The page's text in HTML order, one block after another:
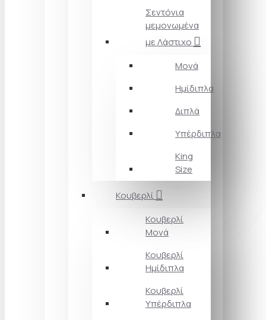
Σεντόνια
μεμονωμένα
με Λάστιχο
Μονά
Ημίδιπλα
Διπλά
Υπέρδιπλα
King
Size
Κουβερλί
Κουβερλί
Μονά
Κουβερλί
Ημίδιπλα
Κουβερλί
Υπέρδιπλα